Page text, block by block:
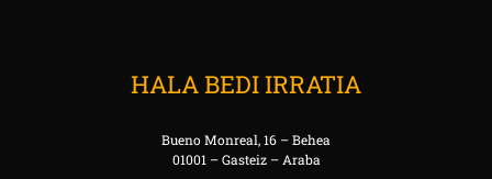
HALA BEDI IRRATIA
Bueno Monreal, 16 – Behea
01001 – Gasteiz – Araba